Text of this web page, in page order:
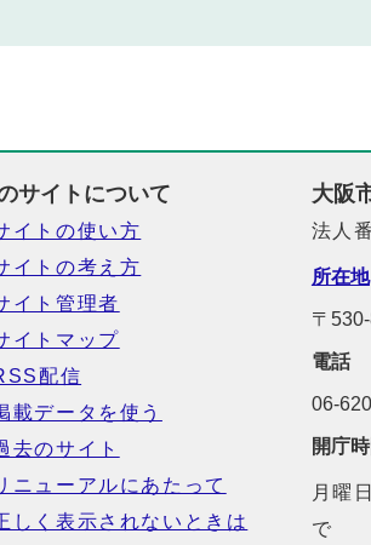
サイトについて
イトの使い方
イトの考え方
イト管理者
イトマップ
配信
載データを使う
去のサイト
ニューアルにあたって
しく表示されないときは
大阪
法人
所在地
〒
電話
06-
開庁
月曜
で